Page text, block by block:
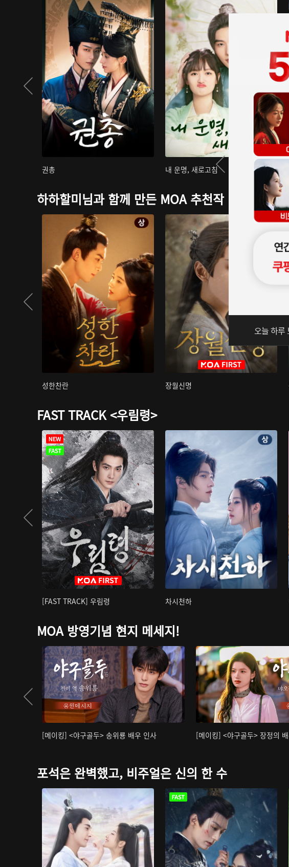
권총 내 운명, 새로고침
하하할미님과 함께 만든 MOA 추천작
성한찬란 장월신명
FAST TRACK <우림령>
[FAST TRACK] 우림령 차시천하
MOA 방영기념 현지 메세지!
[메이킹] <야구골두> 송위룡 배우 인사 [메이킹] <야구골두> 장정의
포석은 완벽했고, 비주얼은 신의 한 수
오늘 하루